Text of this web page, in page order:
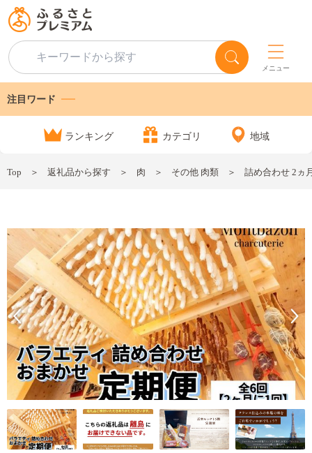
メニュー
注目ワード
ランキング カテゴリ 地域
Top 返礼品から探す 肉 その他 肉類 詰め合わせ 2ヵ